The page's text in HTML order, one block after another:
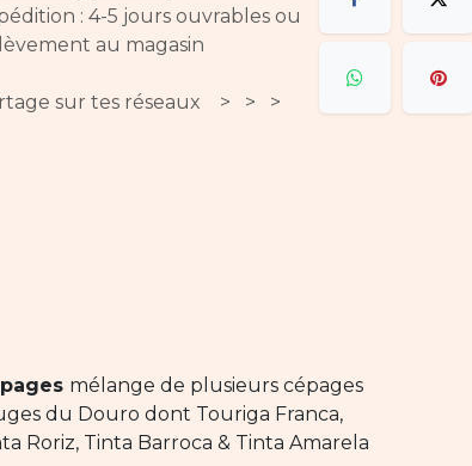
: 4-5 jours ouvrables ou
au magasin
sur tes réseaux > > >
mélange de plusieurs cépages
du Douro dont Touriga Franca,
Roriz, Tinta Barroca & Tinta Amarela